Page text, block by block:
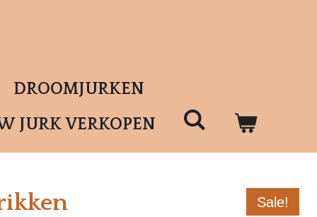
DROOMJURKEN
JURK VERKOPEN
Sale!